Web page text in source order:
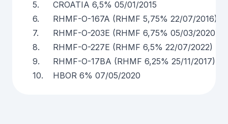
5.
CROATIA 6,5% 05/01/2015
6.
RHMF-O-167A (RHMF 5,75% 22/07/2016)
7.
RHMF-O-203E (RHMF 6,75% 05/03/2020)
8.
RHMF-O-227E (RHMF 6,5% 22/07/2022)
9.
RHMF-O-17BA (RHMF 6,25% 25/11/2017)
10.
HBOR 6% 07/05/2020